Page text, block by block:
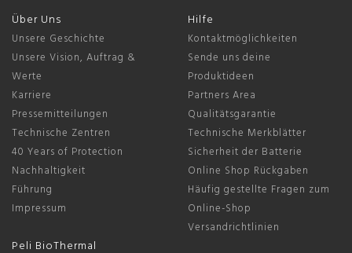
Über Uns
Unsere Geschichte
Unsere Vision, Auftrag &
Werte
Karriere
Pressemitteilungen
Technische Zentren
40 Years of Protection
Nachhaltigkeit
Führung
Impressum
Peli BioThermal
Hilfe
Kontaktmöglichkeiten
Sende uns deine
Produktideen
Partners Area
Qualitätsgarantie
Technische Merkblätter
Sicherheit der Batterie
Online Shop Rückgaben
Häufig gestellte Fragen zum
Online-Shop
Versandrichtlinien